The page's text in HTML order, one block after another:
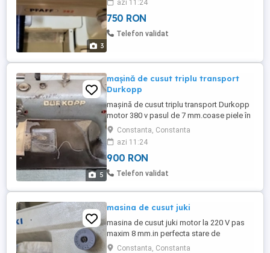
3
azi 11:24
750 RON
Telefon validat
5
mașină de cusut triplu transport
Durkopp
mașină de cusut triplu transport Durkopp
motor 380 v pasul de 7 mm.coase piele în
8 straturi pret usor negociabil
Constanta, Constanta
azi 11:24
900 RON
Telefon validat
masina de cusut juki
masina de cusut juki motor la 220 V pas
maxim 8 mm.in perfecta stare de
functionare fara livrare doar local.
Constanta, Constanta